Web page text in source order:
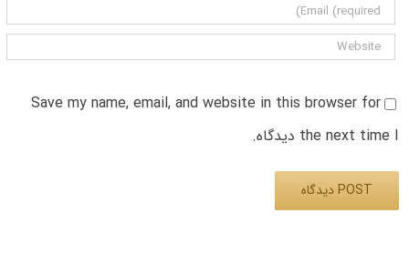
Save my name, email, and website in this browser for
the next time I دیدگاه.